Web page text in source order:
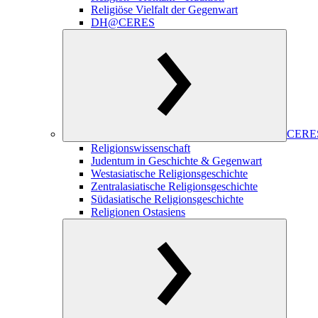
Religiöse Vielfalt der Gegenwart
DH@CERES
Religionswissenschaft
Judentum in Geschichte & Gegenwart
Westasiatische Religionsgeschichte
Zentralasiatische Religionsgeschichte
Südasiatische Religionsgeschichte
Religionen Ostasiens